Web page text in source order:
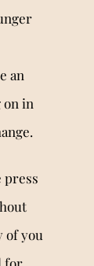
an
on in
press
of you
for